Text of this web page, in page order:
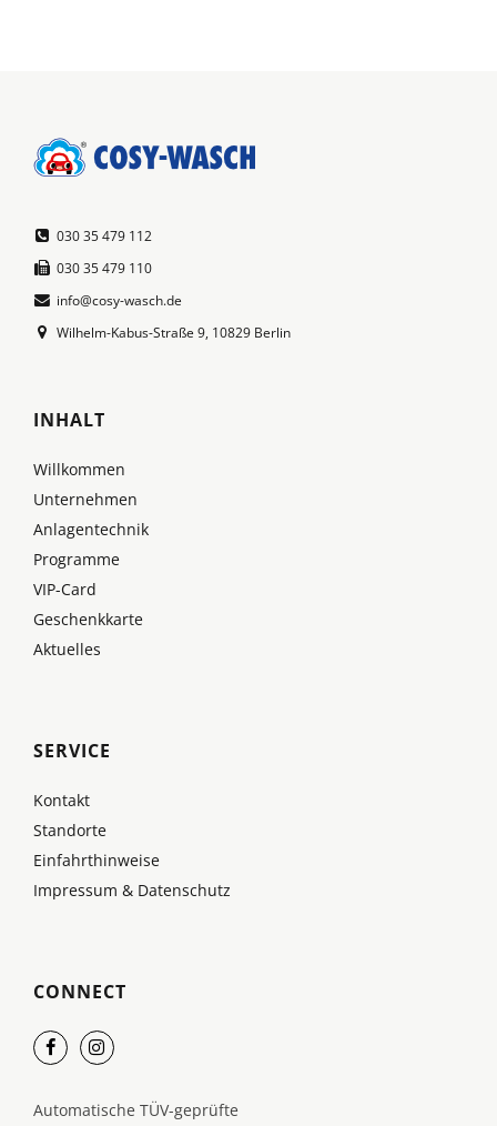
030 35 479 112
030 35 479 110
info@cosy-wasch.de
Wilhelm-Kabus-Straße 9, 10829 Berlin
INHALT
Willkommen
Unternehmen
Anlagentechnik
Programme
VIP-Card
Geschenkkarte
Aktuelles
SERVICE
Kontakt
Standorte
Einfahrthinweise
Impressum & Datenschutz
CONNECT
Automatische TÜV-geprüfte